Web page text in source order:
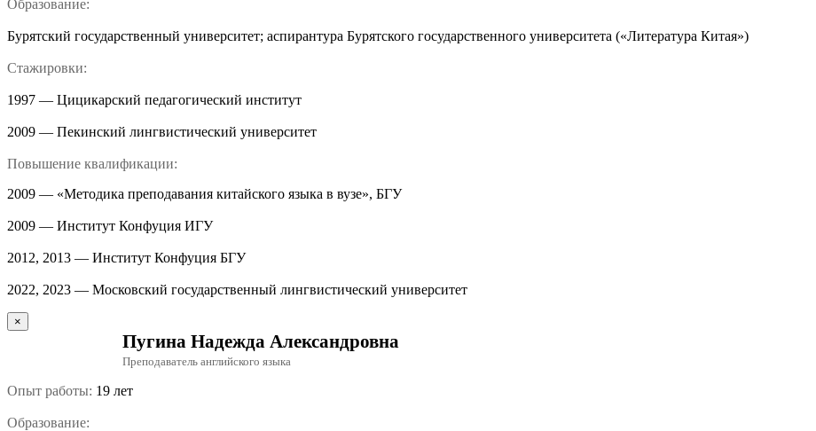
Образование:
Бурятский государственный университет; аспирантура Бурятского государственного университета («Литература Китая»)
Стажировки:
1997 — Цицикар­ский педагогический институт
2009 — Пекинс­кий лингвистический университет
Повышение квалификации:
2009 — «Методика преподавания китайского языка в вузе», БГУ
2009 — Институт Конфуция ИГУ
2012, 2013 — Институт Конфуция БГУ
2022, 2023 — Московский государственный лингвистический университет
×
Пугина Надежда Александровна
Преподаватель английского языка
Опыт работы: 19 лет
Образование: